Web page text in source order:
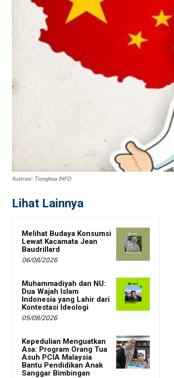
Ilustrasi: Tionghoa.INFO
Lihat Lainnya
Melihat Budaya Konsumsi
Lewat Kacamata Jean
Baudrillard
06/08/2026
Muhammadiyah dan NU:
Dua Wajah Islam
Indonesia yang Lahir dari
Kontestasi Ideologi
05/08/2026
Kepedulian Menguatkan
Asa: Program Orang Tua
Asuh PCIA Malaysia
Bantu Pendidikan Anak
Sanggar Bimbingan